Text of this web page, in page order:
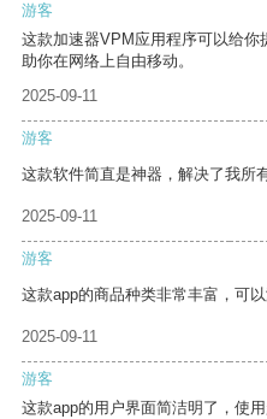
游客
这款加速器VPM应用程序可以给
助你在网络上自由移动。
2025-09-11
游客
这款软件简直是神器，解决了我所
2025-09-11
游客
这款app的商品种类非常丰富，可
2025-09-11
游客
这款app的用户界面简洁明了，使